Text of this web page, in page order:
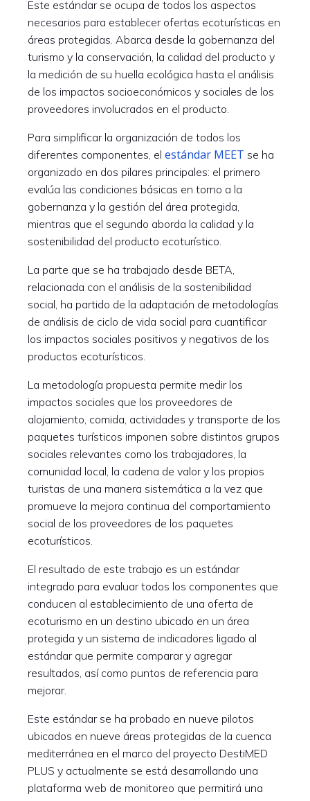
Este estándar se ocupa de todos los aspectos
necesarios para establecer ofertas ecoturísticas en
áreas protegidas. Abarca desde la gobernanza del
turismo y la conservación, la calidad del producto y
la medición de su huella ecológica hasta el análisis
de los impactos socioeconómicos y sociales de los
proveedores involucrados en el producto.
Para simplificar la organización de todos los
diferentes componentes, el estándar MEET se ha
organizado en dos pilares principales: el primero
evalúa las condiciones básicas en torno a la
gobernanza y la gestión del área protegida,
mientras que el segundo aborda la calidad y la
sostenibilidad del producto ecoturístico.
La parte que se ha trabajado desde BETA,
relacionada con el análisis de la sostenibilidad
social, ha partido de la adaptación de metodologías
de análisis de ciclo de vida social para cuantificar
los impactos sociales positivos y negativos de los
productos ecoturísticos.
La metodología propuesta permite medir los
impactos sociales que los proveedores de
alojamiento, comida, actividades y transporte de los
paquetes turísticos imponen sobre distintos grupos
sociales relevantes como los trabajadores, la
comunidad local, la cadena de valor y los propios
turistas de una manera sistemática a la vez que
promueve la mejora continua del comportamiento
social de los proveedores de los paquetes
ecoturísticos.
El resultado de este trabajo es un estándar
integrado para evaluar todos los componentes que
conducen al establecimiento de una oferta de
ecoturismo en un destino ubicado en un área
protegida y un sistema de indicadores ligado al
estándar que permite comparar y agregar
resultados, así como puntos de referencia para
mejorar.
Este estándar se ha probado en nueve pilotos
ubicados en nueve áreas protegidas de la cuenca
mediterránea en el marco del proyecto DestiMED
PLUS y actualmente se está desarrollando una
plataforma web de monitoreo que permitirá una